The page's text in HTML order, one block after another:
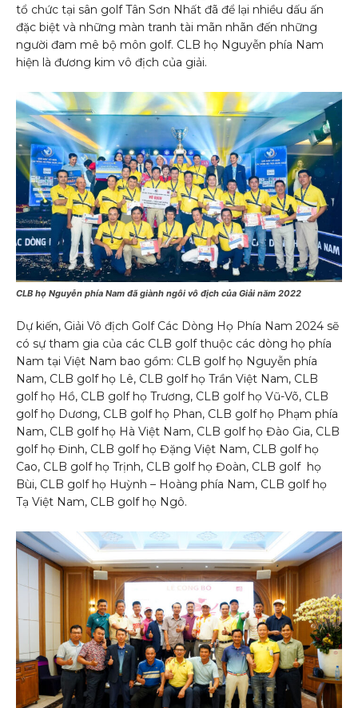
tổ chức tại sân golf Tân Sơn Nhất đã để lại nhiều dấu ấn
đặc biệt và những màn tranh tài mãn nhãn đến những
người đam mê bộ môn golf. CLB họ Nguyễn phía Nam
hiện là đương kim vô địch của giải.
CLB họ Nguyễn phía Nam đã giành ngôi vô địch của Giải năm 2022
Dự kiến, Giải Vô địch Golf Các Dòng Họ Phía Nam 2024 sẽ
có sự tham gia của các CLB golf thuộc các dòng họ phía
Nam tại Việt Nam bao gồm: CLB golf họ Nguyễn phía
Nam, CLB golf họ Lê, CLB golf họ Trần Việt Nam, CLB
golf họ Hồ, CLB golf họ Trương, CLB golf họ Vũ-Võ, CLB
golf họ Dương, CLB golf họ Phan, CLB golf họ Phạm phía
Nam, CLB golf họ Hà Việt Nam, CLB golf họ Đào Gia, CLB
golf họ Đinh, CLB golf họ Đặng Việt Nam, CLB golf họ
Cao, CLB golf họ Trịnh, CLB golf họ Đoàn, CLB golf họ
Bùi, CLB golf họ Huỳnh – Hoàng phía Nam, CLB golf họ
Tạ Việt Nam, CLB golf họ Ngô.